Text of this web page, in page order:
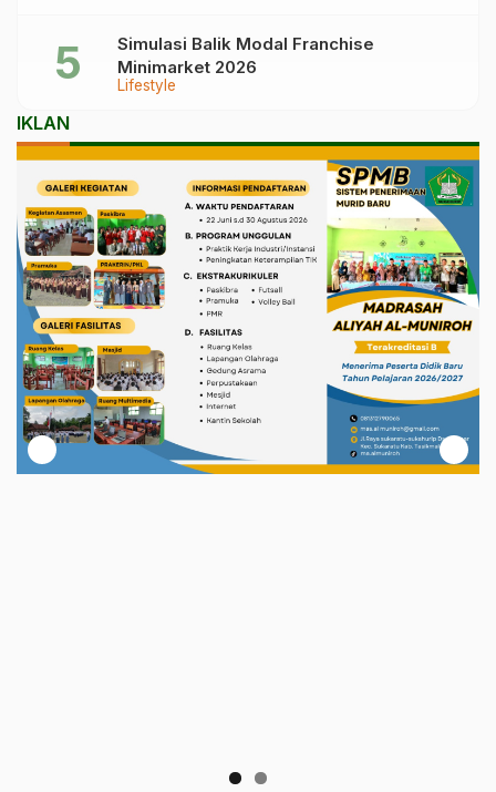
Lifestyle
Simulasi Balik Modal Franchise
Minimarket 2026
IKLAN